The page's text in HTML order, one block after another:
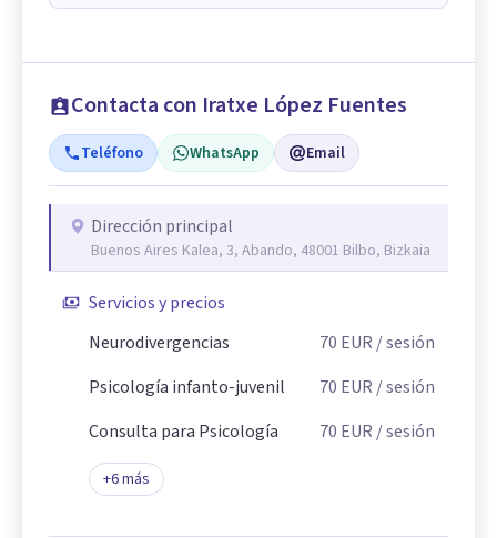
Contacta con Iratxe López Fuentes
Teléfono WhatsApp Email
Dirección principal
Buenos Aires Kalea, 3, Abando, 48001 Bilbo, Bizkaia
Servicios y precios
Neurodivergencias
70 EUR / sesión
Psicología infanto-juvenil
70 EUR / sesión
Consulta para Psicología
70 EUR / sesión
+6más